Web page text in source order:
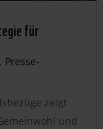
für
Presse-
zeigt
und